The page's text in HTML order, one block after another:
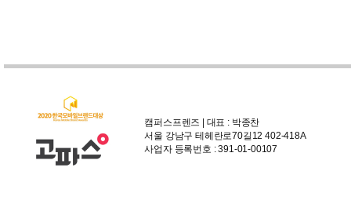
캠퍼스프렌즈 | 대표 : 박종찬
서울 강남구 테헤란로70길12 402-418A
사업자 등록번호 : 391-01-00107